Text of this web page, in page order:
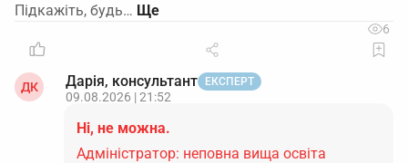
Підкажіть, будь…
6
ДК Дарія, консультант ЕКСПЕРТ
09.08.2026 | 21:52
Ні, не можна.
Адміністратор: неповна вища освіта